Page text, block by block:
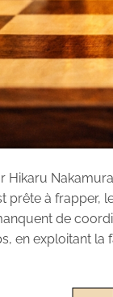
Hikaru
prête à frapper,
de
en exploitant la